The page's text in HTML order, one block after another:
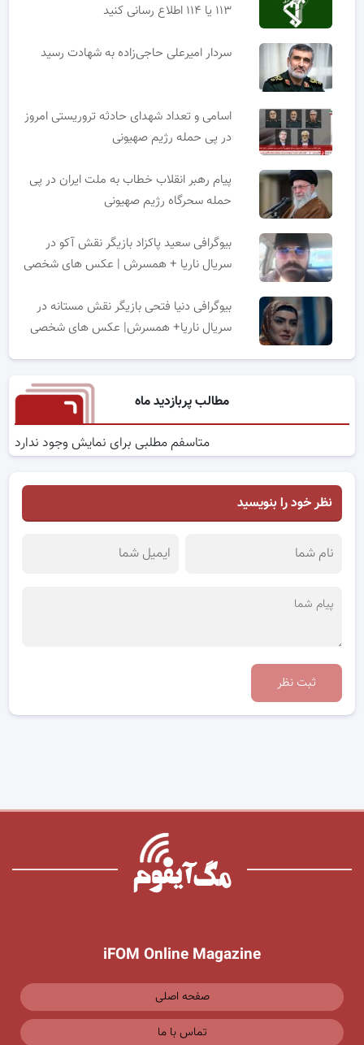
۱۱۳ یا ۱۱۴ اطلاع رسانی کنید
سردار امیرعلی حاجی‌زاده به شهادت رسید
اسامی و تعداد شهدای حادثه تروریستی امروز
در پی حمله رژیم صهیونی
پیام رهبر انقلاب خطاب به ملت ایران در پی
حمله سحرگاه رژیم صهیونی
بیوگرافی سعید پاکزاد بازیگر نقش آکو در
سریال ناریا + همسرش | عکس های شخصی
بیوگرافی دنیا فتحی بازیگر نقش مستانه در
سریال ناریا+ همسرش| عکس های شخصی
مطالب پربازدید ماه
متاسفم مطلبی برای نمایش وجود ندارد
نظر خود را بنویسید
ثبت نظر
iFOM Online Magazine
صفحه اصلی
تماس با ما